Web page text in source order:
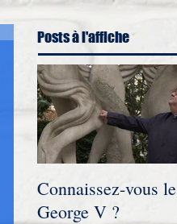
Posts à l'affiche
Connaissez-vous le
George V ?